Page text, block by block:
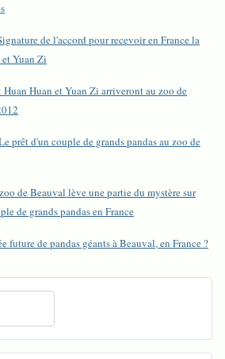
de l'accord pour recevoir en France la
Yuan Zi
Huan et Yuan Zi arriveront au zoo de
prêt d'un couple de grands pandas au zoo de
de Beauval lève une partie du mystère sur
de grands pandas en France
future de pandas géants à Beauval, en France ?